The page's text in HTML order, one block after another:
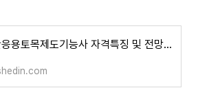
전산응용토목제도기능사 자격특징 및 전망, 시험일정 및 시험과목, 기출문제